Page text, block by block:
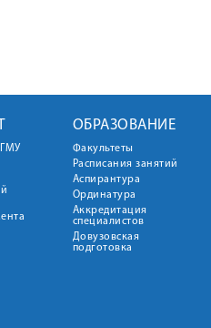
ОБРАЗОВАНИЕ
Факультеты
Расписания занятий
Аспирантура
Ординатура
Аккредитация
специалистов
Довузовская
подготовка